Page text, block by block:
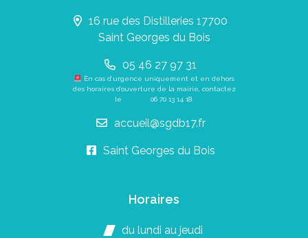
16 rue des Distilleries 17700
Saint Georges du Bois
05 46 27 97 31
En cas d’urgence uniquement et en dehors
des horaires d’ouverture de la mairie, contactez
le 06 70 13 14 18
accueil@sgdb17.fr
Saint Georges du Bois
Horaires
du lundi au jeudi